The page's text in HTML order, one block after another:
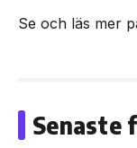
Se och läs mer
Senaste